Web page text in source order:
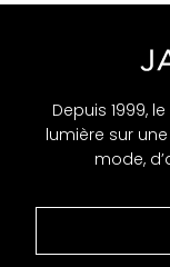
Depuis 1999,
lumière sur
mode,